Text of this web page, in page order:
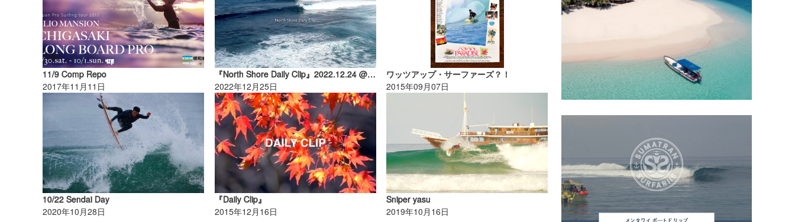
11/9 Comp Repo
2017年11月11日
『North Shore Daily Clip』2022.12.24 @ HALEIWA / vol.1
2022年12月25日
ワッツアップ・サーファーズ？！
2015年09月07日
10/22 Sendai Day
2020年10月28日
『Daily Clip』
2015年12月16日
Sniper yasu
2019年10月16日